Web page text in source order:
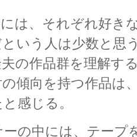
は、それぞれ好き
いう人は少数と思
の作品群を理解す
傾向を持つ作品は
感じる。
ーの中には、テープ